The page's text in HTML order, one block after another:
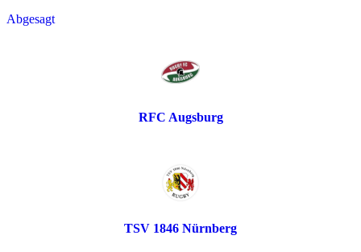
Abgesagt
RFC Augsburg
TSV 1846 Nürnberg